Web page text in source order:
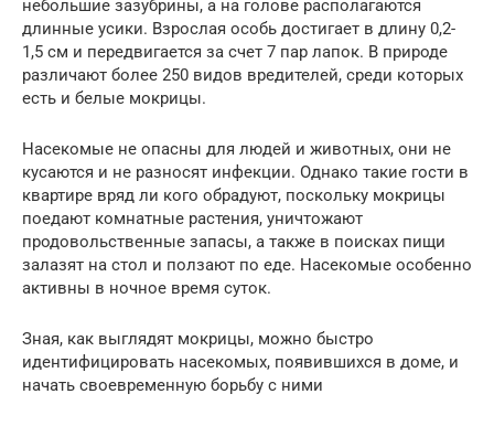
небольшие зазубрины, а на голове располагаются
длинные усики. Взрослая особь достигает в длину 0,2-
1,5 см и передвигается за счет 7 пар лапок. В природе
различают более 250 видов вредителей, среди которых
есть и белые мокрицы.
Насекомые не опасны для людей и животных, они не
кусаются и не разносят инфекции. Однако такие гости в
квартире вряд ли кого обрадуют, поскольку мокрицы
поедают комнатные растения, уничтожают
продовольственные запасы, а также в поисках пищи
залазят на стол и ползают по еде. Насекомые особенно
активны в ночное время суток.
Зная, как выглядят мокрицы, можно быстро
идентифицировать насекомых, появившихся в доме, и
начать своевременную борьбу с ними